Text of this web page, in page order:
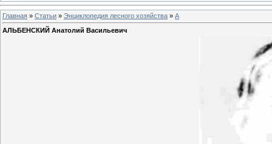
Главная » Статьи » Энциклопедия лесного хозяйства » А
АЛЬБЕНСКИЙ Анатолий Васильевич